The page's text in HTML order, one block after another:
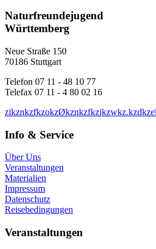
Naturfreundejugend
Württemberg
Neue Straße 150
70186 Stuttgart
Telefon 07 11 - 48 10 77
Telefax 07 11 - 4 80 02 16
zikznkzfkzokzØkznkzfkzjkzwkz.kzdkze
Info & Service
Über Uns
Veranstaltungen
Materialien
Impressum
Datenschutz
Reisebedingungen
Veranstaltungen